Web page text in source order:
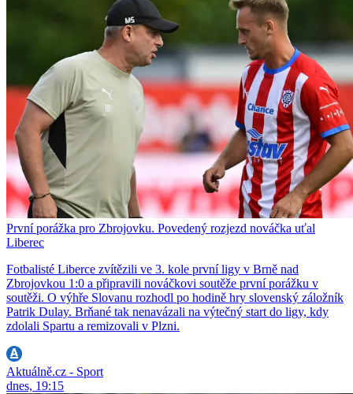
První porážka pro Zbrojovku. Povedený rozjezd nováčka uťal
Liberec
Fotbalisté Liberce zvítězili ve 3. kole první ligy v Brně nad
Zbrojovkou 1:0 a připravili nováčkovi soutěže první porážku v
soutěži. O výhře Slovanu rozhodl po hodině hry slovenský záložník
Patrik Dulay. Brňané tak nenavázali na výtečný start do ligy, kdy
zdolali Spartu a remizovali v Plzni.
Aktuálně.cz - Sport
dnes, 19:15